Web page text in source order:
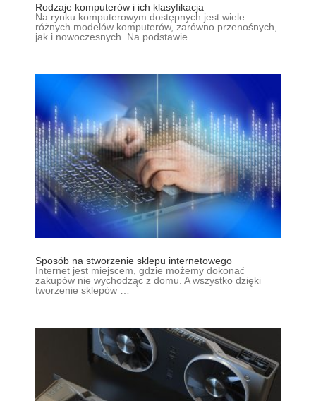
Rodzaje komputerów i ich klasyfikacja
Na rynku komputerowym dostępnych jest wiele
różnych modelów komputerów, zarówno przenośnych,
jak i nowoczesnych. Na podstawie …
Sposób na stworzenie sklepu internetowego
Internet jest miejscem, gdzie możemy dokonać
zakupów nie wychodząc z domu. A wszystko dzięki
tworzenie sklepów …